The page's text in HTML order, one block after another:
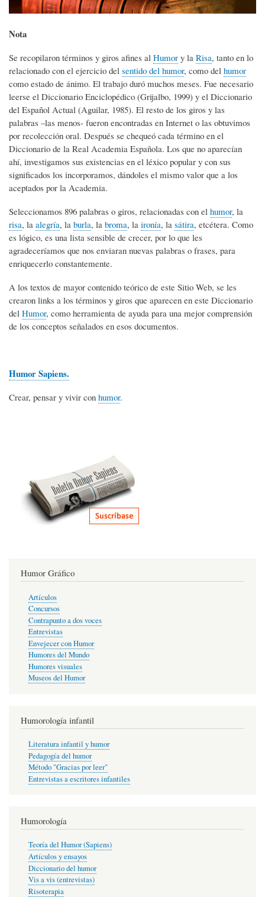
Nota
Se recopilaron términos y giros afines al Humor y la Risa, tanto en lo
relacionado con el ejercicio del sentido del humor, como del humor
como estado de ánimo. El trabajo duró muchos meses. Fue necesario
leerse el Diccionario Enciclopédico (Grijalbo, 1999) y el Diccionario
del Español Actual (Aguilar, 1985). El resto de los giros y las
palabras –las menos- fueron encontradas en Internet o las obtuvimos
por recolección oral. Después se chequeó cada término en el
Diccionario de la Real Academia Española. Los que no aparecían
ahí, investigamos sus existencias en el léxico popular y con sus
significados los incorporamos, dándoles el mismo valor que a los
aceptados por la Academia.
Seleccionamos 896 palabras o giros, relacionadas con el humor, la
risa, la alegría, la burla, la broma, la ironía, la sátira, etcétera. Como
es lógico, es una lista sensible de crecer, por lo que les
agradeceríamos que nos enviaran nuevas palabras o frases, para
enriquecerlo constantemente.
A los textos de mayor contenido teórico de este Sitio Web, se les
crearon links a los términos y giros que aparecen en este Diccionario
del Humor, como herramienta de ayuda para una mejor comprensión
de los conceptos señalados en esos documentos.
Humor Sapiens.
Crear, pensar y vivir con humor.
Humor Gráfico
Artículos
Concursos
Contrapunto a dos voces
Entrevistas
Envejecer con Humor
Humores del Mundo
Humores visuales
Museos del Humor
Humorología infantil
Literatura infantil y humor
Pedagogía del humor
Método "Gracias por leer"
Entrevistas a escritores infantiles
Humorología
Teoría del Humor (Sapiens)
Artículos y ensayos
Diccionario del humor
Vis a vis (entrevistas)
Risoterapia